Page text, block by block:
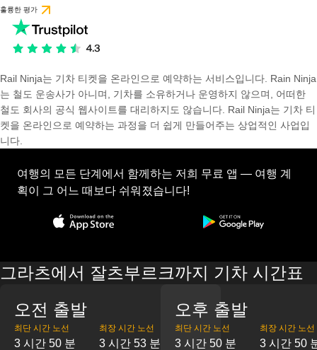
훌륭한 평가
Rail Ninja는 기차 티켓을 온라인으로 예약하는 서비스입니다. Rain Ninja
는 철도 운송사가 아니며, 기차를 소유하거나 운영하지 않으며, 어떠한
철도 회사의 공식 웹사이트를 대리하지도 않습니다. Rail Ninja는 기차 티
켓을 온라인으로 예약하는 과정을 더 쉽게 만들어주는 상업적인 사업입
니다.
여행의 모든 단계에서 함께하는 저희 무료 앱 — 여행 계
획이 그 어느 때보다 쉬워졌습니다!
그라츠에서 잘츠부르크까지 기차 시간표
오전 출발
최단 시간 노선
3 시간 50 분
최장 시간 노선
3 시간 53 분
오후 출발
최단 시간 노선
3 시간 50 분
최장 시간 노선
3 시간 50